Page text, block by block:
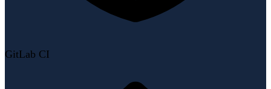
GitLab CI